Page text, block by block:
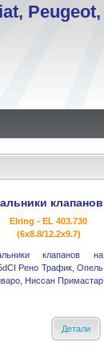
Peugeot,
клапанов
Elring - EL 403.730
(6x8.8/12.2x9.7)
клапанов на
Рено Трафик, Опель
Ниссан Примастар
Детали